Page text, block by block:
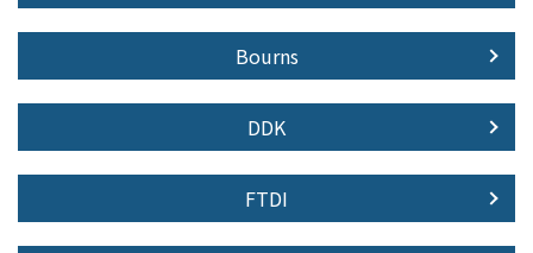
Bourns
DDK
FTDI